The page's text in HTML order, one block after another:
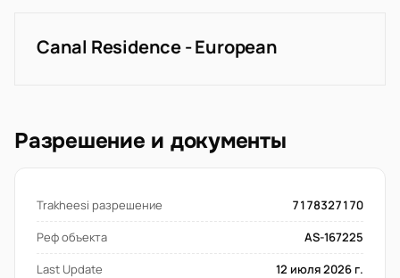
Canal Residence - European
Разрешение и документы
Trakheesi разрешение
7178327170
Реф объекта
AS-167225
Last Update
12 июля 2026 г.